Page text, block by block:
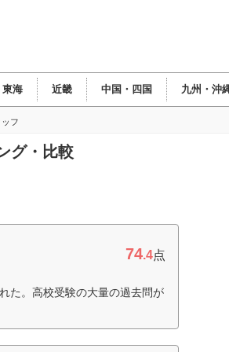
東海 近畿 中国・四国 九州・沖
ッフ
グ・比較
74.4点
た。高校受験の大量の過去問が